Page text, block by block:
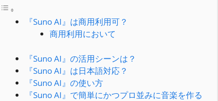
『Suno AI』は商用利用可？
商用利用において
『Suno AI』の活用シーンは？
『Suno AI』は日本語対応？
『Suno AI』の使い方
『Suno AI』で簡単にかつプロ並みに音楽を作る